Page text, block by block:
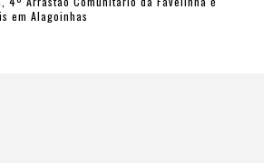
em Alagoinhas